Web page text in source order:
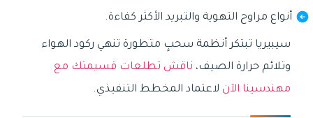
أنواع مراوح التهوية والتبريد الأكثر كفاءة.
سيبيريا تبتكر أنظمة سحبٍ متطورة تنهي ركود الهواء
وتلائم حرارة الصيف، ناقش تطلعات قسيمتك مع
مهندسينا الآن لاعتماد المخطط التنفيذي.